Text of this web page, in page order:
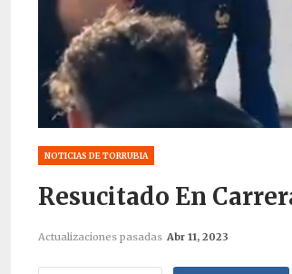
NOTICIAS DE TORRUBIA
Resucitado En
Actualizaciones pasadas Abr 11, 2023